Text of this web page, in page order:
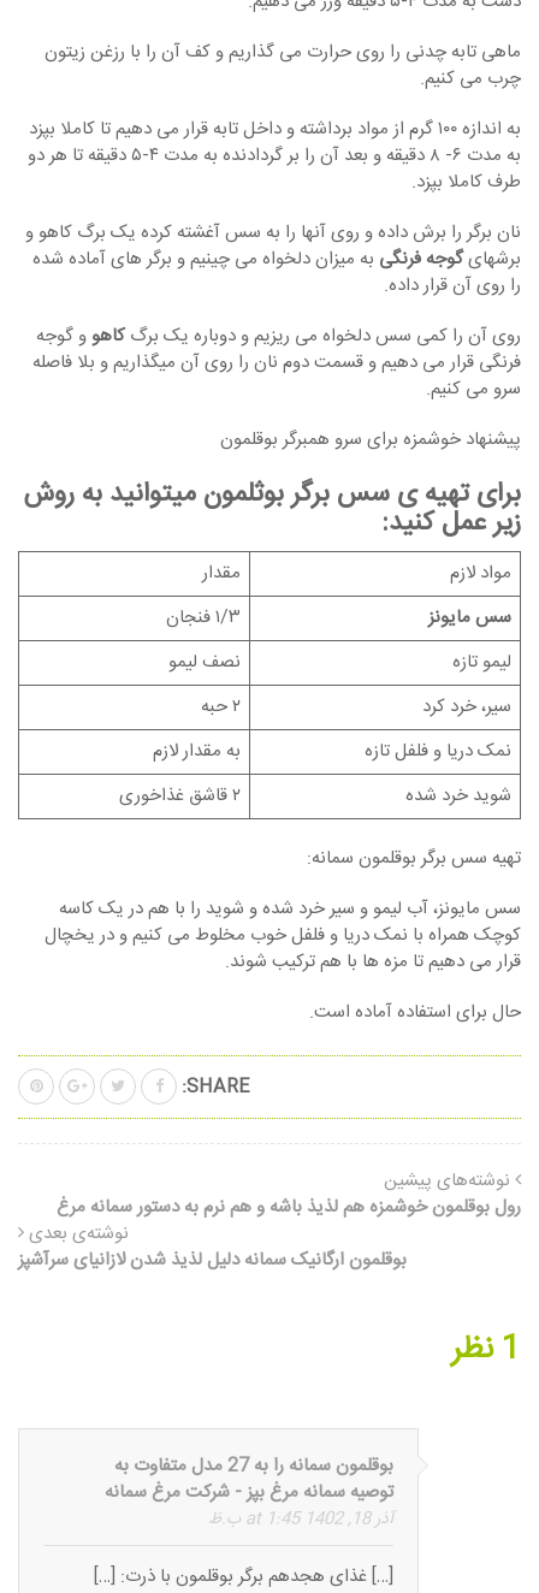
ماهی تابه چدنی را روی حرارت می گذاریم و کف آن را با رزغن زیتون
چرب می کنیم.
به اندازه ۱۰۰ گرم از مواد برداشته و داخل تابه قرار می دهیم تا کاملا بپزد
به مدت ۶- ۸ دقیقه و بعد آن را بر گردادنده به مدت ۴-۵ دقیقه تا هر دو
طرف کاملا بپزد.
نان برگر را برش داده و روی آنها را به سس آغشته کرده یک برگ کاهو و
برشهایگوجه فرنگی به میزان دلخواه می چینیم و برگر های آماده شده
را روی آن قرار داده.
روی آن را کمی سس دلخواه می ریزیم و دوباره یک برگ کاهوو گوجه
فرنگی قرار می دهیم و قسمت دوم نان را روی آن میگذاریم و بلا فاصله
سرو می کنیم.
پیشنهاد خوشمزه برای سرو همبرگر بوقلمون
برای تهیه ی سس برگر بوثلمون میتوانید به روش
زیر عمل کنید:
مواد لازم
مقدار
سس مایونز
۱/۳ فنجان
لیمو تازه
نصف لیمو
سیر، خرد کرد
۲ حبه
نمک دریا و فلفل تازه
به مقدار لازم
شوید خرد شده
۲ قاشق غذاخوری
تهیه سس برگر بوقلمون سمانه:
سس مایونز، آب لیمو و سیر خرد شده و شوید را با هم در یک کاسه
کوچک همراه با نمک دریا و فلفل خوب مخلوط می کنیم و در یخچال
قرار می دهیم تا مزه ها با هم ترکیب شوند.
حال برای استفاده آماده است.
SHARE:
نوشته‌های پیشین
رول بوقلمون خوشمزه هم لذیذ باشه و هم نرم به دستور سمانه مرغ
نوشته‌ی بعدی
بوقلمون ارگانیک سمانه دلیل لذیذ شدن لازانیای سرآشپز
1 نظر
بوقلمون سمانه را به 27 مدل متفاوت به
توصیه سمانه مرغ بپز - شرکت مرغ سمانه
آذر 18, 1402 at 1:45 ب.ظ
[…] غذای هجدهم برگر بوقلمون با ذرت: […]